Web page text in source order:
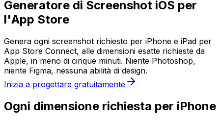
Generatore di Screenshot iOS per
l'App Store
Genera ogni screenshot richiesto per iPhone e iPad per
App Store Connect, alle dimensioni esatte richieste da
Apple, in meno di cinque minuti. Niente Photoshop,
niente Figma, nessuna abilità di design.
Inizia a progettare gratuitamente
Ogni dimensione richiesta per iPhone